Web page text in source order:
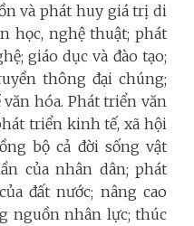
và phát huy giá trị di
học, nghệ thuật; phát
giáo dục và đào tạo;
thông đại chúng;
hóa. Phát triển văn
triển kinh tế, xã hội
bộ cả đời sống vật
của nhân dân; phát
đất nước; nâng cao
nguồn nhân lực; thúc